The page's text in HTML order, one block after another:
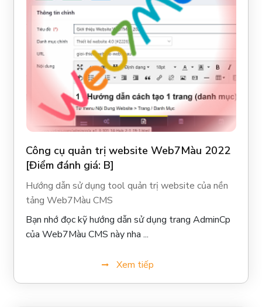
Công cụ quản trị website Web7Màu 2022
[Điểm đánh giá: B]
Hướng dẫn sử dụng tool quản trị website của nền
tảng Web7Màu CMS
Bạn nhớ đọc kỹ hướng dẫn sử dụng trang AdminCp
của Web7Màu CMS này nha ...
Xem tiếp